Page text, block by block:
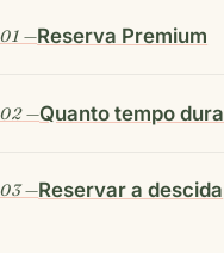
Reserva Premium
Quanto tempo dura
Reservar a descida